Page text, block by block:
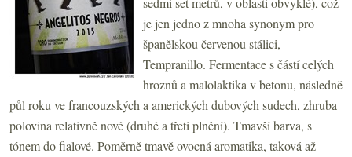
je jen jedno z mnoha synonym pro
španělskou červenou stálici,
Tempranillo. Fermentace s částí celých
hroznů a malolaktika v betonu, následně
půl roku ve francouzských a amerických dubových sudech, zhruba
polovina relativně nové (druhé a třetí plnění). Tmavší barva, s
tónem do fialové. Poměrně tmavě ovocná aromatika, taková až